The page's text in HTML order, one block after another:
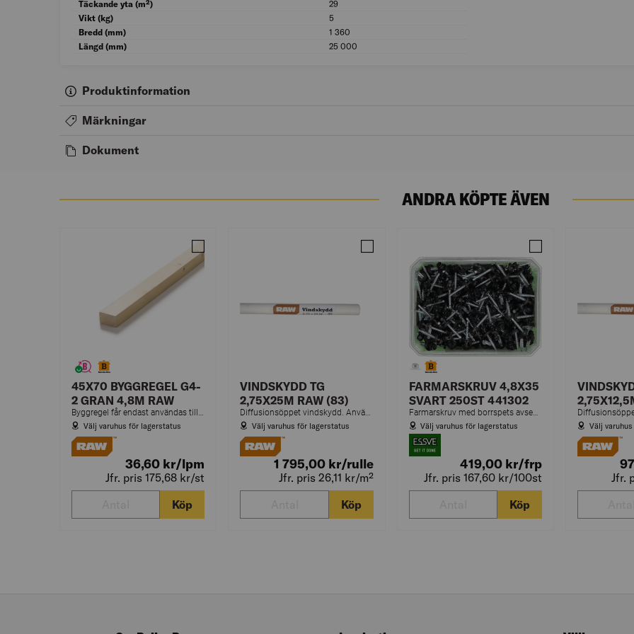
Täckande yta (m²)
29
Vikt (kg)
5
Bredd (mm)
1 360
Längd (mm)
25 000
Produktinformation
Märkningar
Dokument
ANDRA KÖPTE ÄVEN
45X70 BYGGREGEL G4-
2 GRAN 4,8M RAW
Välj varuhus för lagerstatus
36,60 kr/lpm
Jfr. pris 175,68 kr/st
Köp
Jämför 45X70 BYGGREGEL G4-2 GRAN 4,8M RAW
VINDSKYDD TG
2,75X25M RAW (83)
Välj varuhus för lagerstatus
1 795,00 kr/rulle
Jfr. pris 26,11 kr/m²
Köp
Jämför VINDSKYDD TG 2,75X25M RAW (83)
FARMARSKRUV 4,8X35
SVART 250ST 441302
Farmarskruv med borrspets avsedd för montering av profilerad plåt mot underlag av trä samt plåt mot plåt (överlapp).
Välj varuhus för lagerstatus
419,00 kr/frp
Jfr. pris 167,60 kr/100st
Köp
Jämför
Välj
Jfr.